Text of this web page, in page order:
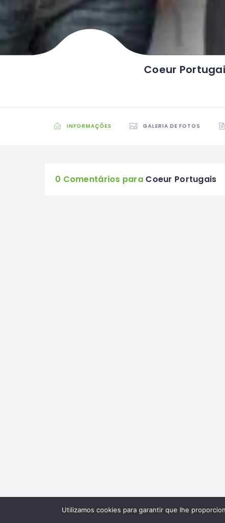
Coeur
INFORMAÇÕES GALERIA DE FOTOS
0 Comentários para Coeur Portugais
Utilizamos cookies para garantir que lhe